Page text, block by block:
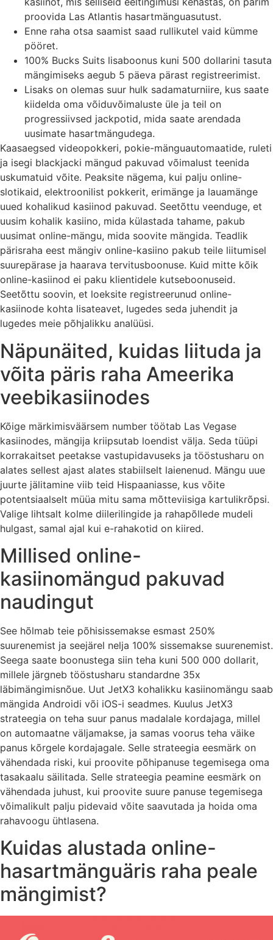
proovida Las Atlantis hasartmänguasutust.
Enne raha otsa saamist saad rullikutel vaid kümme
pööret.
100% Bucks Suits lisaboonus kuni 500 dollarini tasuta
mängimiseks aegub 5 päeva pärast registreerimist.
Lisaks on olemas suur hulk sadamaturniire, kus saate
kiidelda oma võiduvõimaluste üle ja teil on
progressiivsed jackpotid, mida saate arendada
uusimate hasartmängudega.
Kaasaegsed videopokkeri, pokie-mänguautomaatide, ruleti
ja isegi blackjacki mängud pakuvad võimalust teenida
uskumatuid võite. Peaksite nägema, kui palju online-
slotikaid, elektroonilist pokkerit, erimänge ja lauamänge
uued kohalikud kasiinod pakuvad. Seetõttu veenduge, et
uusim kohalik kasiino, mida külastada tahame, pakub
uusimat online-mängu, mida soovite mängida. Teadlik
pärisraha eest mängiv online-kasiino pakub teile liitumisel
suurepärase ja haarava tervitusboonuse. Kuid mitte kõik
online-kasiinod ei paku klientidele kutseboonuseid.
Seetõttu soovin, et loeksite registreerunud online-
kasiinode kohta lisateavet, lugedes seda juhendit ja
lugedes meie põhjalikku analüüsi.
Näpunäited, kuidas liituda ja
võita päris raha Ameerika
veebikasiinodes
Kõige märkimisväärsem number töötab Las Vegase
kasiinodes, mängija kriipsutab loendist välja. Seda tüüpi
korrakaitset peetakse vastupidavuseks ja tööstusharu on
alates sellest ajast alates stabiilselt laienenud. Mängu uue
juurte jälitamine viib teid Hispaaniasse, kus võite
potentsiaalselt müüa mitu sama mõtteviisiga kartulikrõpsi.
Valige lihtsalt kolme diilerilingide ja rahapõllede mudeli
hulgast, samal ajal kui e-rahakotid on kiired.
Millised online-
kasiinomängud pakuvad
naudingut
See hõlmab teie põhisissemakse esmast 250%
suurenemist ja seejärel nelja 100% sissemakse suurenemist.
Seega saate boonustega siin teha kuni 500 000 dollarit,
millele järgneb tööstusharu standardne 35x
läbimängimisnõue. Uut JetX3 kohalikku kasiinomängu saab
mängida Androidi või iOS-i seadmes. Kuulus JetX3
strateegia on teha suur panus madalale kordajaga, millel
on automaatne väljamakse, ja samas voorus teha väike
panus kõrgele kordajagale. Selle strateegia eesmärk on
vähendada riski, kui proovite põhipanuse tegemisega oma
tasakaalu säilitada. Selle strateegia peamine eesmärk on
vähendada juhust, kui proovite suure panuse tegemisega
võimalikult palju pidevaid võite saavutada ja hoida oma
rahavoogu ühtlasena.
Kuidas alustada online-
hasartmänguäris raha peale
mängimist?